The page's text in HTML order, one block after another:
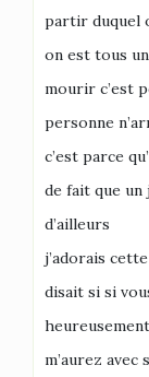
partir duquel
on est tous
mourir c’est
personne
c’est parce
de fait que un
d’ailleurs
j’adorais
disait si si
m’aurez avec